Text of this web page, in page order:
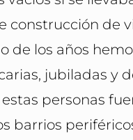
construcción de
de los años
jubiladas y
personas
barrios